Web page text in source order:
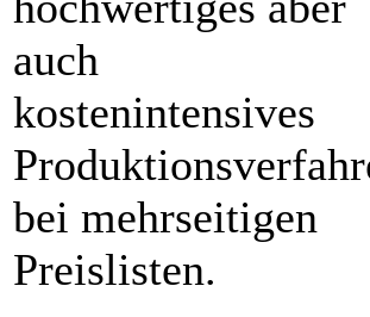
auch
kostenintensives
bei mehrseitigen
Preislisten.